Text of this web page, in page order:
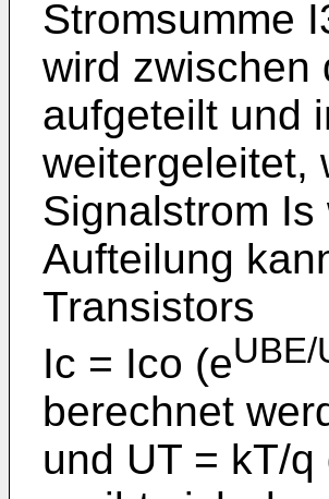
Stromsumme
wird zwischen
aufgeteilt und
weitergeleitet,
Signal­strom
Aufteilung
Transistors
Ic = Ico (eUBE/
berechnet
und UT = kT/